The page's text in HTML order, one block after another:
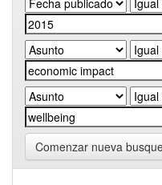
Comenzar nueva